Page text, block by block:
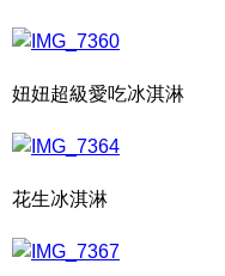
妞妞超級愛吃冰淇淋
花生冰淇淋